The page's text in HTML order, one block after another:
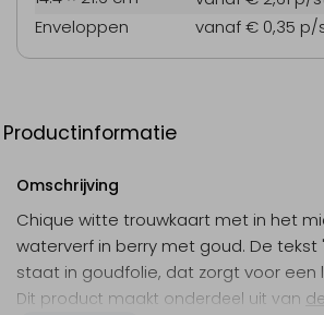
Enveloppen
vanaf € 0,35 p/
Productinformatie
Omschrijving
Chique witte trouwkaart met in het
waterverf in berry met goud. De tekst
staat in goudfolie, dat zorgt voor een
Dit product maakt onderdeel uit van